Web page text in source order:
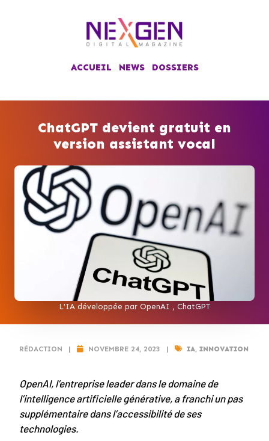
ACCUEIL NEWS DOSSIERS
ChatGPT devient gratuit en
version assistant vocal
L'IA développée par OpenAI , ChatGPT
RÉDACTION | NOVEMBRE 24, 2023 | IA, INNOVATION
OpenAI, l’entreprise leader dans le domaine de
l’intelligence artificielle générative, a franchi un pas
supplémentaire dans l’accessibilité de ses
technologies.